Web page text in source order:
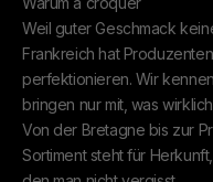
Weil guter Geschmack
Frankreich hat
perfektionieren. Wir
bringen nur mit, was
Von der Bretagne bis zur
Sortiment steht für